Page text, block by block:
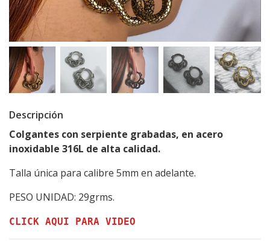
Descripción
Colgantes con serpiente grabadas, en acero
inoxidable 316L de alta calidad.
Talla única para calibre 5mm en adelante.
PESO UNIDAD: 29grms.
CLICK AQUI PARA VIDEO